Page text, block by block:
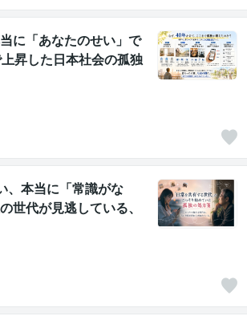
に「あなたのせい」で
した日本社会の孤独
ていた話
、本当に「常識がな
代が見逃している、
ていた孤独の処方箋